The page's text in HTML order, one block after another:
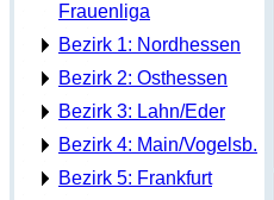
Frauenliga
Bezirk 1: Nordhessen
Bezirk 2: Osthessen
Bezirk 3: Lahn/Eder
Bezirk 4: Main/Vogelsb.
Bezirk 5: Frankfurt